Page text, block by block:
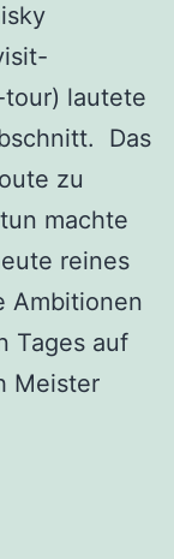
lautete
Das
zu
machte
reines
Ambitionen
Tages auf
Meister